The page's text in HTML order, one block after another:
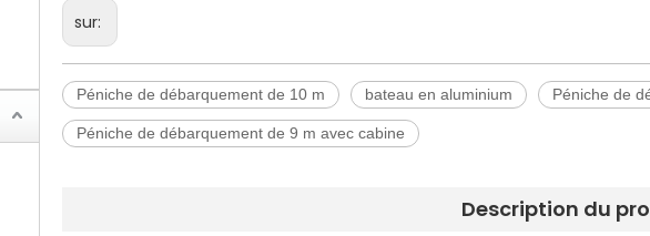
sur:
Péniche de débarquement de 10 m bateau en aluminium Péniche de
Péniche de débarquement de 9 m avec cabine
Description du